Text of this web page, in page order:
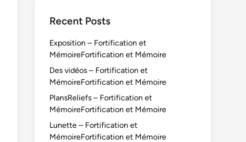
Recent Posts
Exposition – Fortification et
MémoireFortification et Mémoire
Des vidéos – Fortification et
MémoireFortification et Mémoire
PlansReliefs – Fortification et
MémoireFortification et Mémoire
Lunette – Fortification et
MémoireFortification et Mémoire